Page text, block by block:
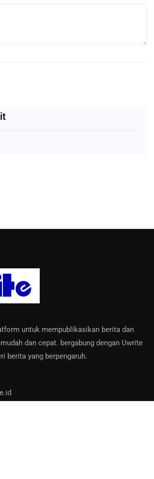
untuk mempublikasikan berita dan
dan cepat. bergabung dengan Uwrite
berita yang berpengaruh.